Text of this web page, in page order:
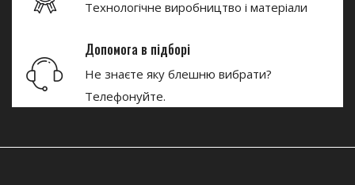
Технологічне виробництво і матеріали
Допомога в підборі
Не знаєте яку блешню вибрати?
Телефонуйте.